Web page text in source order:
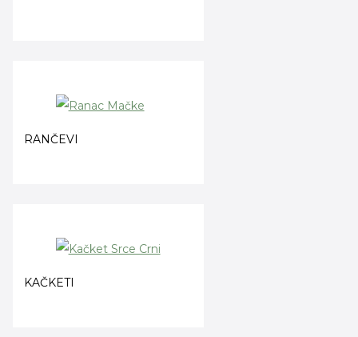
RANČEVI
KAČKETI